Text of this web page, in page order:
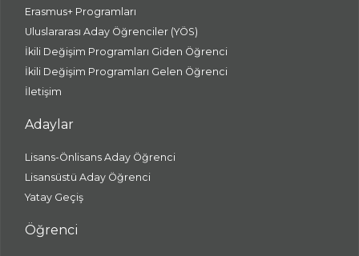
Erasmus+ Programları
Uluslararası Aday Öğrenciler (YÖS)
İkili Değişim Programları Giden Öğrenci
İkili Değişim Programları Gelen Öğrenci
İletişim
Adaylar
Lisans-Önlisans Aday Öğrenci
Lisansüstü Aday Öğrenci
Yatay Geçiş
Öğrenci